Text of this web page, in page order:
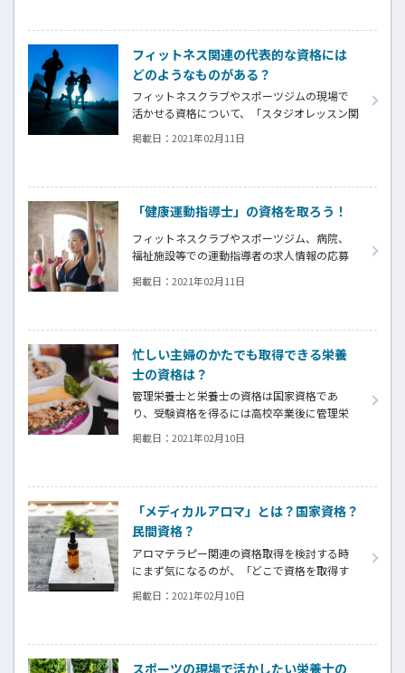
フィットネス関連の代表的な資格には
どのようなものがある？
フィットネスクラブやスポーツジムの現場で
活かせる資格について、「スタジオレッスン関
連」「トレーニング関連」に分けてそれぞれ
ご紹介します。
掲載日： 2021年02月11日
「健康運動指導士」の資格を取ろう！
フィットネスクラブやスポーツジム、病院、
福祉施設等での運動指導者の求人情報の応募
要件でよく見受けられる「健康運動指導士」
の資格。認定団体や試験受験の要件、資格取
掲載日： 2021年02月11日
忙しい主婦のかたでも取得できる栄養
士の資格は？
管理栄養士と栄養士の資格は国家資格であ
り、受験資格を得るには高校卒業後に管理栄
養士養成課程もしくは栄養士養成課程のある
大学・短期大学・専門学校の所定の専門課程
しい方の取り組みとしては現実的ではありま
せん。
掲載日： 2021年02月10日
「メディカルアロマ」とは？国家資格？
民間資格？
アロマテラピー関連の資格取得を検討する時
にまず気になるのが、「どこで資格を取得す
ればいいのか」ということではないでしょう
か。もしもアロマの国家資格があるのであれ
掲載日： 2021年02月10日
スポーツの現場で活かしたい栄養士の